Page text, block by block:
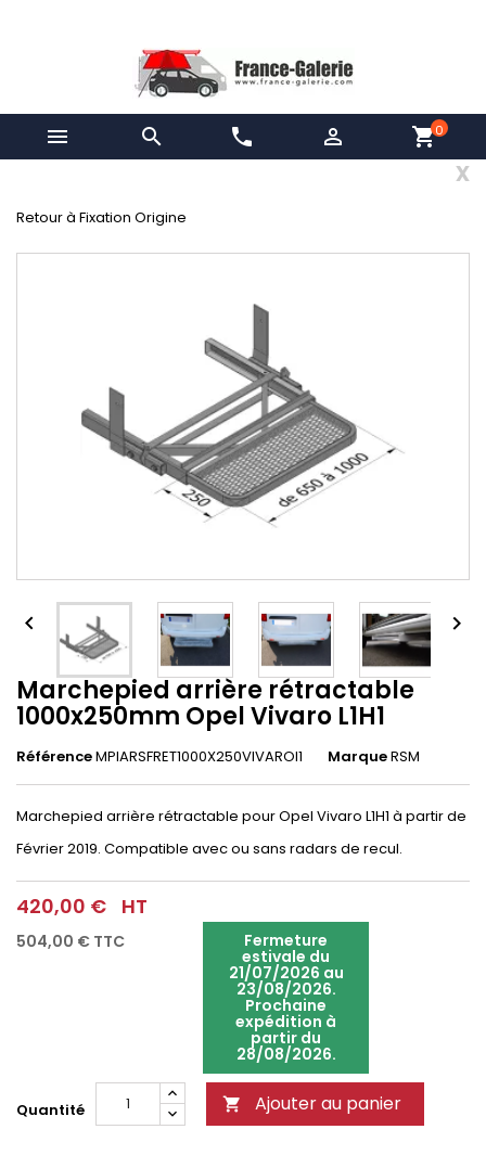
  phone  shopping_cart0
x
Retour à Fixation Origine
 
Marchepied arrière rétractable
1000x250mm Opel Vivaro L1H1
RéférenceMPIARSFRET1000X250VIVAROl1 MarqueRSM
Marchepied arrière rétractable pour Opel Vivaro L1H1 à partir de
Février 2019. Compatible avec ou sans radars de recul.
420,00 € HT
504,00 € TTC Fermeture
estivale du
21/07/2026 au
23/08/2026.
Prochaine
expédition à
partir du
28/08/2026.
Quantité  Ajouter au panier